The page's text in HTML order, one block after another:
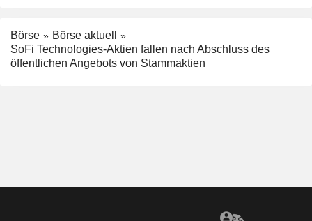
Börse
Börse aktuell
SoFi Technologies-Aktien fallen nach Abschluss des
öffentlichen Angebots von Stammaktien